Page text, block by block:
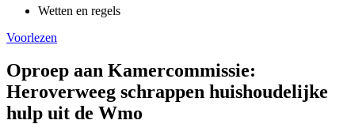
Wetten en regels
Voorlezen
Oproep aan Kamercommissie:
Heroverweeg schrappen huishoudelijke
hulp uit de Wmo